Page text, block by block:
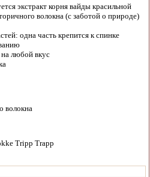
экстракт корня вайды красильной
волокна (с заботой о природе)
одна часть крепится к спинке
любой вкус
волокна
Tripp Trapp